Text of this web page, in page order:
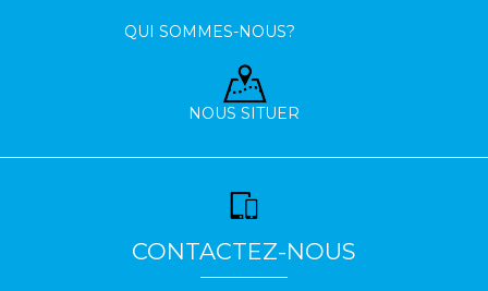
QUI SOMMES-NOUS?
NOUS SITUER
CONTACTEZ-NOUS